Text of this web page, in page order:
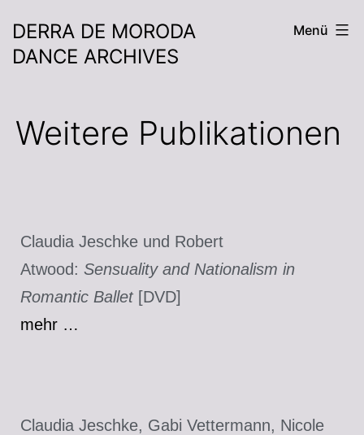
DERRA DE MORODA
DANCE ARCHIVES
Menü
Weitere Publikationen
Claudia Jeschke und Robert
Atwood: Sensuality and Nationalism in
Romantic Ballet [DVD]
mehr …
Claudia Jeschke, Gabi Vettermann, Nicole